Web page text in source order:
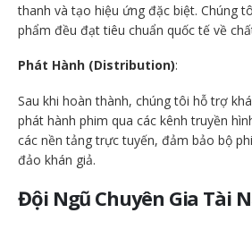
thanh và tạo hiệu ứng đặc biệt. Chúng
phẩm đều đạt tiêu chuẩn quốc tế về
Phát Hành (Distribution):
Sau khi hoàn thành, chúng tôi hỗ trợ
phát hành phim qua các kênh truyền
các nền tảng trực tuyến, đảm bảo bộ
đảo khán giả.
Đội Ngũ Chuyên Gia Tài